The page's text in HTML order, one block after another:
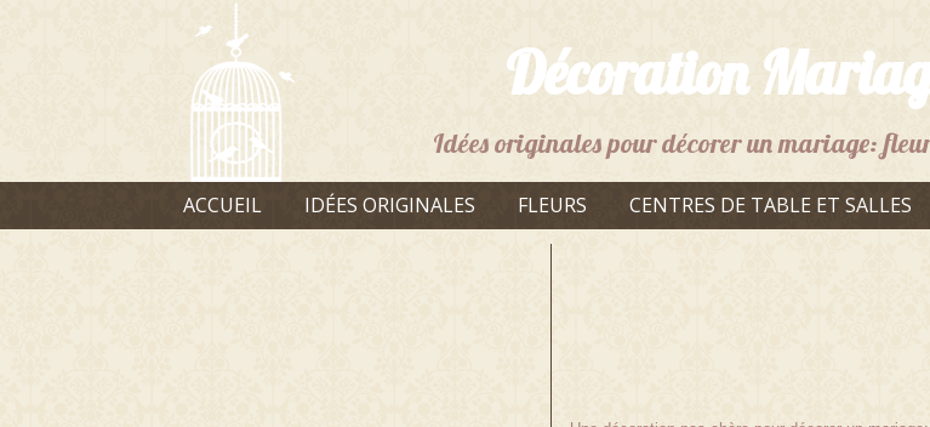
Décoration
Idées originales pour décorer un mariage:
ACCUEIL IDÉES ORIGINALES FLEURS CENTRES DE TABLE ET SALLES